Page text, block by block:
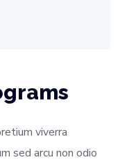
viverra
sed arcu non odio